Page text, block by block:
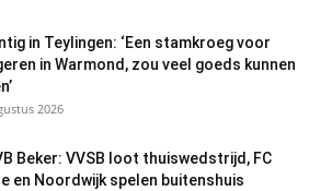
in Teylingen: ‘Een stamkroeg voor
in Warmond, zou veel goeds kunnen
2026
Beker: VVSB loot thuiswedstrijd, FC
en Noordwijk spelen buitenshuis